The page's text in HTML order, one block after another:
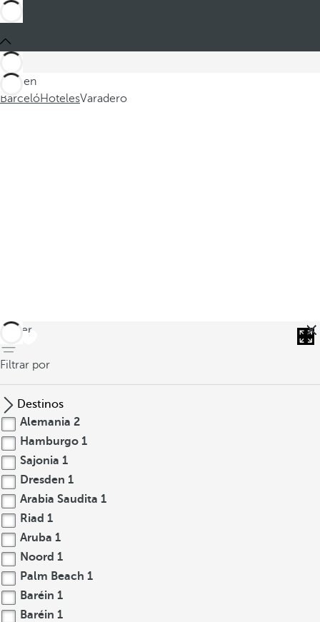
Está en
BarcelóHotelesVaradero
volver
Filtrar por
Destinos
Alemania 2
Hamburgo 1
Sajonia 1
Dresden 1
Arabia Saudita 1
Riad 1
Aruba 1
Noord 1
Palm Beach 1
Baréin 1
Baréin 1